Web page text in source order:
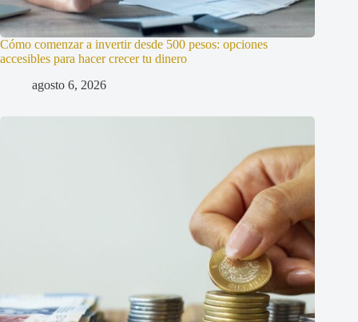
Cómo comenzar a invertir desde 500 pesos: opciones
accesibles para hacer crecer tu dinero
agosto 6, 2026